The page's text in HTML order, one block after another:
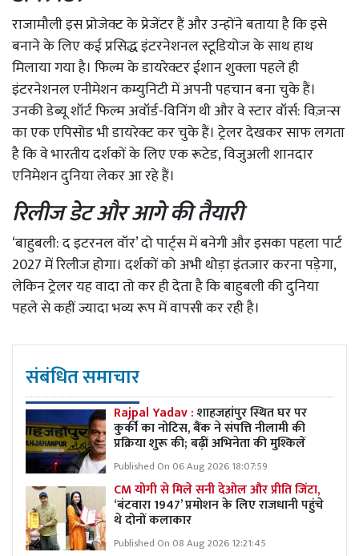
राजामौली इस प्रोजेक्ट के प्रेजेंटर हैं और उन्होंने बताया है कि इसे
बनाने के लिए कई प्रसिद्ध इंटरनेशनल स्टूडियोज के साथ हाथ
मिलाया गया है। फिल्म के डायरेक्टर ईशान शुक्ला पहले ही
इंटरनेशनल एनीमेशन कम्युनिटी में अपनी पहचान बना चुके हैं।
उनकी डेब्यू शॉर्ट फिल्म अवॉर्ड-विनिंग थी और वे स्टार वॉर्स: विज़न्स
का एक एपिसोड भी डायरेक्ट कर चुके हैं। ट्रेलर देखकर साफ लगता
है कि वे भारतीय दर्शकों के लिए एक रूटेड, विजुअली शानदार
एनिमेशन दुनिया लेकर आ रहे हैं।
रिलीज डेट और आगे की तैयारी
‘बाहुबली: द इटरनल वॉर’ दो पार्ट्स में बनेगी और इसका पहला पार्ट
2027 में रिलीज होगा। दर्शकों को अभी थोड़ा इंतजार करना पड़ेगा,
लेकिन ट्रेलर यह वादा तो कर ही देता है कि बाहुबली की दुनिया
पहले से कहीं ज्यादा भव्य रूप में वापसी कर रही है।
संबंधित समाचार
Rajpal Yadav :शाहजहांपुर स्थित घर पर
कुर्की का नोटिस, बैंक ने संपत्ति नीलामी की
प्रक्रिया शुरू की; बढ़ीं अभिनेता की मुश्किलें
Published On 06 Aug 2026 18:07:59
CM योगी से मिले सनी देओल और प्रीति जिंटा,
‘बंटवारा 1947’ प्रमोशन के लिए राजधानी पहुंचे
थे दोनों कलाकार
Published On 08 Aug 2026 12:21:45